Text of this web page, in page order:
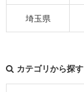
埼玉県
カテゴリから探す